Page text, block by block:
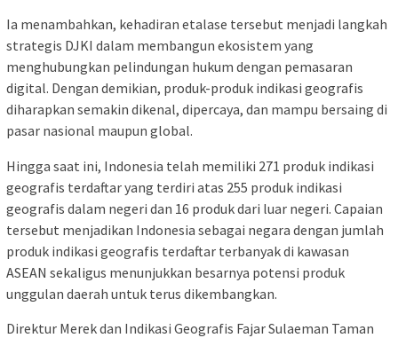
Ia menambahkan, kehadiran etalase tersebut menjadi langkah
strategis DJKI dalam membangun ekosistem yang
menghubungkan pelindungan hukum dengan pemasaran
digital. Dengan demikian, produk-produk indikasi geografis
diharapkan semakin dikenal, dipercaya, dan mampu bersaing di
pasar nasional maupun global.
Hingga saat ini, Indonesia telah memiliki 271 produk indikasi
geografis terdaftar yang terdiri atas 255 produk indikasi
geografis dalam negeri dan 16 produk dari luar negeri. Capaian
tersebut menjadikan Indonesia sebagai negara dengan jumlah
produk indikasi geografis terdaftar terbanyak di kawasan
ASEAN sekaligus menunjukkan besarnya potensi produk
unggulan daerah untuk terus dikembangkan.
Direktur Merek dan Indikasi Geografis Fajar Sulaeman Taman